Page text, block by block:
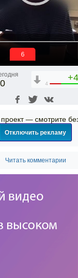
6
0
+4
4
— смотрите
Отключить рекламу
Читать комментарии